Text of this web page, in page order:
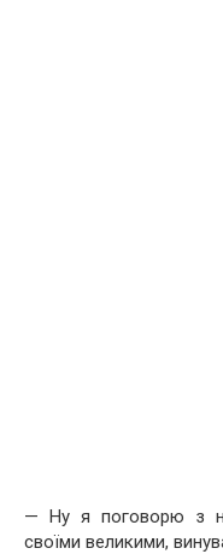
— Ну я поговорю з
своїми великими,